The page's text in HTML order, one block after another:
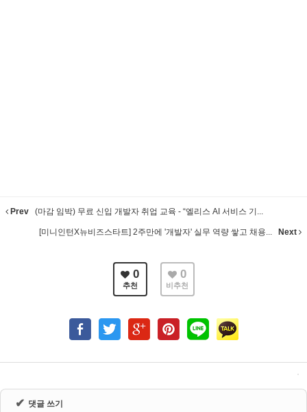
Prev (마감 임박) 무료 신입 개발자 취업 교육 - “엘리스 AI 서비스 기...
[미니인턴X뉴비즈스타트] 2주만에 '개발자' 실무 역량 쌓고 채용... Next
0
추천
0
비추천
✔ 댓글 쓰기